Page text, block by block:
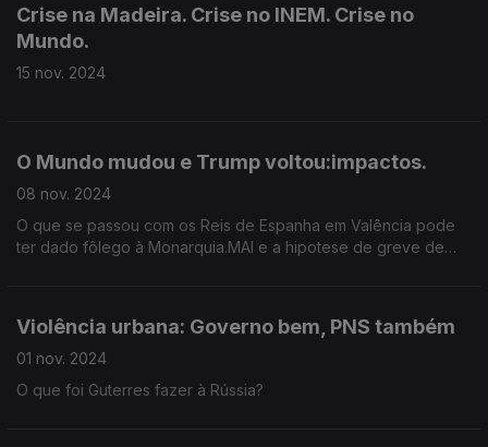
Crise na Madeira. Crise no INEM. Crise no
Mundo.
15 nov. 2024
O Mundo mudou e Trump voltou:impactos.
08 nov. 2024
O que se passou com os Reis de Espanha em Valência pode
ter dado fôlego à Monarquia.MAI e a hipotese de greve de
Violência urbana: Governo bem, PNS também
01 nov. 2024
O que foi Guterres fazer à Rússia?